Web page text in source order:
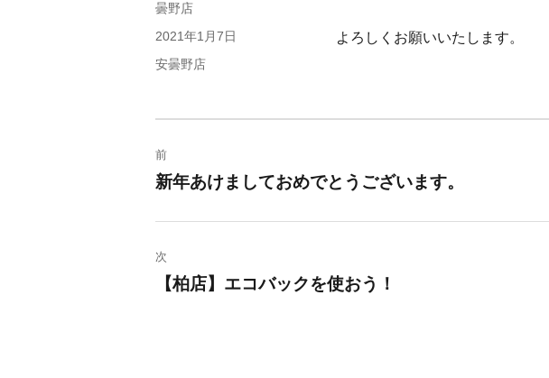
よろしくお願いいたします。
稿
者
曇野店
投
稿
2021年1月7日
カ
ー
安曇野店
稿
ビ
ゲ
前
過
投
稿:
新年あけましておめでとうございます。
次
次【柏店】エコバックを使おう！